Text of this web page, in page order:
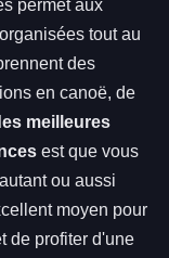
permet aux
tout au
des
en canoë, de
meilleures
est que vous
ou aussi
moyen pour
de profiter d'une